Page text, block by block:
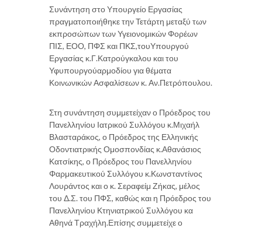
Συνάντηση στο Υπουργείο Εργασίας
πραγματοποιήθηκε την Τετάρτη μεταξύ των
εκπροσώπων των Υγειονομικών Φορέων
ΠΙΣ, ΕΟΟ, ΠΦΣ και ΠΚΣ,τουΥπουργού
Εργασίας κ.Γ.Κατρούγκαλου και του
Υφυπουργούαρμοδίου για θέματα
Κοινωνικών Ασφαλίσεων κ. Αν.Πετρόπουλου.
Στη συνάντηση συμμετείχαν ο Πρόεδρος του
Πανελληνίου Ιατρικού Συλλόγου κ.Μιχαήλ
Βλασταράκος, ο Πρόεδρος της Ελληνικής
Οδοντιατρικής Ομοσπονδίας κ.Αθανάσιος
Κατσίκης, ο Πρόεδρος του Πανελληνίου
Φαρμακευτικού Συλλόγου κ.Κωνσταντίνος
Λουράντος και ο κ. Σεραφείμ Ζήκας, μέλος
του Δ.Σ. του ΠΦΣ, καθώς και η Πρόεδρος του
Πανελληνίου Κτηνιατρικού Συλλόγου κα
Αθηνά Τραχήλη.Επίσης συμμετείχε ο